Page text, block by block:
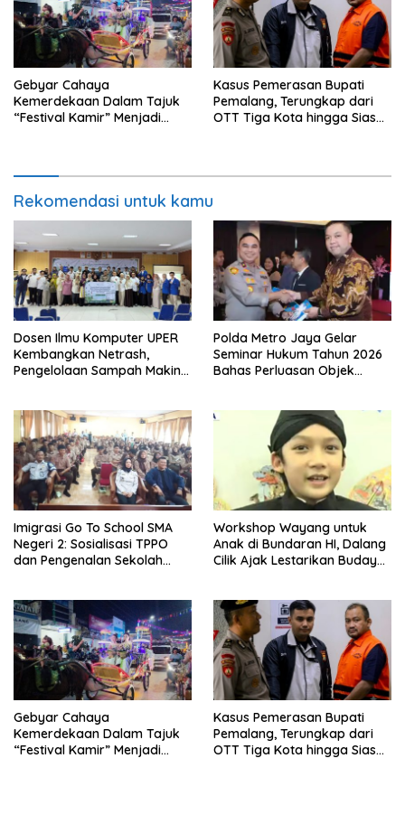
Gebyar Cahaya
Kemerdekaan Dalam Tajuk
“Festival Kamir” Menjadi
Kasus Pemerasan Bupati
Pemalang, Terungkap dari
OTT Tiga Kota hingga Siasat
Rekomendasi untuk kamu
Dosen Ilmu Komputer UPER
Kembangkan Netrash,
Pengelolaan Sampah Makin
Polda Metro Jaya Gelar
Seminar Hukum Tahun 2026
Bahas Perluasan Objek
Imigrasi Go To School SMA
Negeri 2: Sosialisasi TPPO
dan Pengenalan Sekolah
Workshop Wayang untuk
Anak di Bundaran HI, Dalang
Cilik Ajak Lestarikan Budaya
Gebyar Cahaya
Kemerdekaan Dalam Tajuk
“Festival Kamir” Menjadi
Kasus Pemerasan Bupati
Pemalang, Terungkap dari
OTT Tiga Kota hingga Siasat